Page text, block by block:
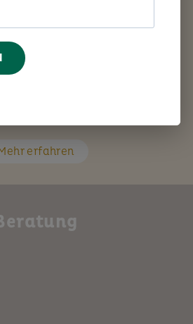
unterstütze ich Sie Schritt
erfahren